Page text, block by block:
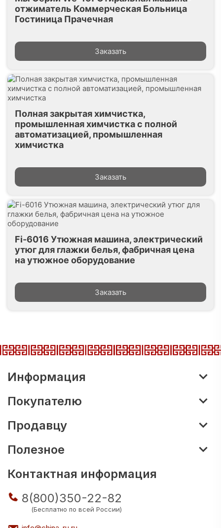
отжиматель Коммерческая Больница
Гостиница Прачечная
Заказать
Полная закрытая химчистка,
промышленная химчистка с полной
автоматизацией, промышленная
химчистка
Заказать
Fi-6016 Утюжная машина, электрический
утюг для глажки белья, фабричная цена
на утюжное оборудование
Заказать
Информация
Покупателю
Продавцу
Полезное
Контактная информация
8(800)350-22-82
(Бесплатно по всей России)